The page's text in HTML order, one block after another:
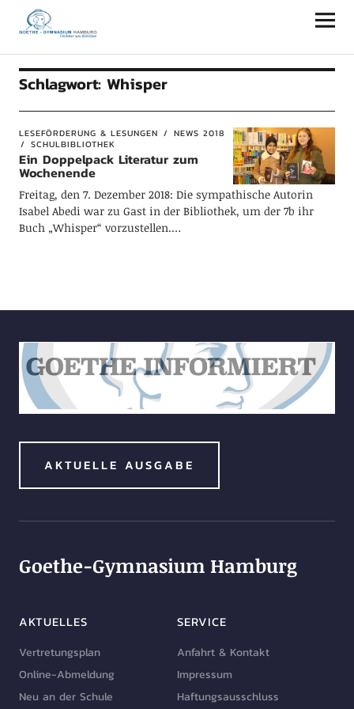
Goethe-Gymnasium Hamburg
Schlagwort: Whisper
LESEFÖRDERUNG & LESUNGEN
NEWS 2018
SCHULBIBLIOTHEK
Ein Doppelpack Literatur zum
Wochenende
Freitag, den 7. Dezember 2018: Die sympathische Autorin
Isabel Abedi war zu Gast in der Bibliothek, um der 7b ihr
Buch „Whisper“ vorzustellen.…
AKTUELLE AUSGABE
Goethe-Gymnasium Hamburg
AKTUELLES
Vertretungsplan
Online-Abmeldung
Neu an der Schule
SERVICE
Anfahrt & Kontakt
Impressum
Haftungsausschluss